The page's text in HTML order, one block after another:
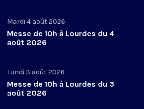
Mardi 4 août 2026
Messe de 10h à Lourdes du 4
août 2026
Lundi 3 août 2026
Messe de 10h à Lourdes du 3
août 2026